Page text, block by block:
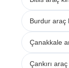
Burdur araç
Çanakkale
Çankırı